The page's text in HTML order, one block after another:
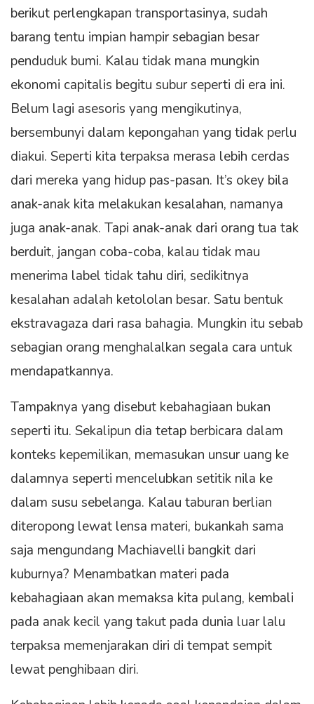
berikut perlengkapan transportasinya, sudah
barang tentu impian hampir sebagian besar
penduduk bumi. Kalau tidak mana mungkin
ekonomi capitalis begitu subur seperti di era ini.
Belum lagi asesoris yang mengikutinya,
bersembunyi dalam kepongahan yang tidak perlu
diakui. Seperti kita terpaksa merasa lebih cerdas
dari mereka yang hidup pas-pasan. It’s okey bila
anak-anak kita melakukan kesalahan, namanya
juga anak-anak. Tapi anak-anak dari orang tua tak
berduit, jangan coba-coba, kalau tidak mau
menerima label tidak tahu diri, sedikitnya
kesalahan adalah ketololan besar. Satu bentuk
ekstravagaza dari rasa bahagia. Mungkin itu sebab
sebagian orang menghalalkan segala cara untuk
mendapatkannya.
Tampaknya yang disebut kebahagiaan bukan
seperti itu. Sekalipun dia tetap berbicara dalam
konteks kepemilikan, memasukan unsur uang ke
dalamnya seperti mencelubkan setitik nila ke
dalam susu sebelanga. Kalau taburan berlian
diteropong lewat lensa materi, bukankah sama
saja mengundang Machiavelli bangkit dari
kuburnya? Menambatkan materi pada
kebahagiaan akan memaksa kita pulang, kembali
pada anak kecil yang takut pada dunia luar lalu
terpaksa memenjarakan diri di tempat sempit
lewat penghibaan diri.